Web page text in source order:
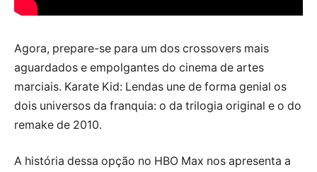
Agora, prepare-se para um dos crossovers mais
aguardados e empolgantes do cinema de artes
marciais. Karate Kid: Lendas une de forma genial os
dois universos da franquia: o da trilogia original e o do
remake de 2010.
A história dessa opção no HBO Max nos apresenta a